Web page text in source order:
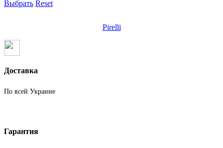
Выбрать Reset
Pirelli
Доставка
По всей Украине
Гарантия